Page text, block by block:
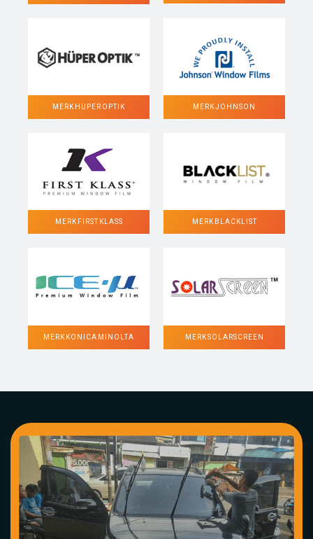
MERK HUPER OPTIK MERK JOHNSON
MERK FIRST KLASS MERK BLACKLIST
MERK KONICA MINOLTA MERK SOLARSCREEN